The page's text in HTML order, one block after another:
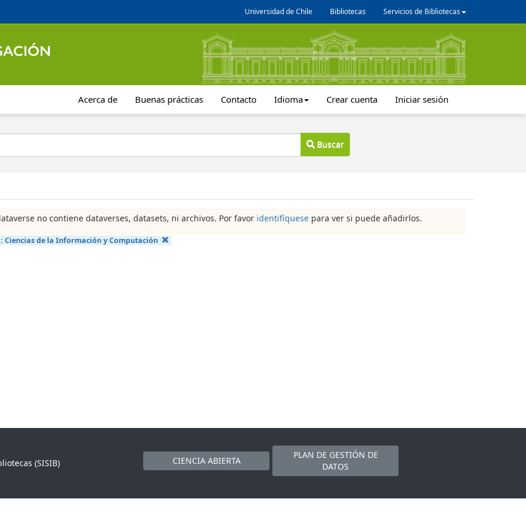
Universidad de Chile Bibliotecas Servicios de Bibliotecas
Acerca de Buenas prácticas Contacto Idioma Crear cuenta Iniciar sesión
Buscar
no contiene dataverses, datasets, ni archivos. Por favor identifíquese para ver si puede añadirlos.
Ciencias de la Información y Computación
(SISIB)
CIENCIA ABIERTA
PLAN DE GESTIÓN DE
DATOS